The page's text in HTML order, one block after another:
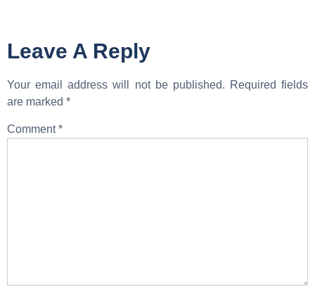
Leave A Reply
Your email address will not be published. Required fields
are marked *
Comment*